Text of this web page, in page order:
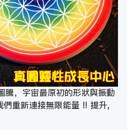
騰，宇宙最原初的形狀與振動
重新連接無限能量 !! 提升,